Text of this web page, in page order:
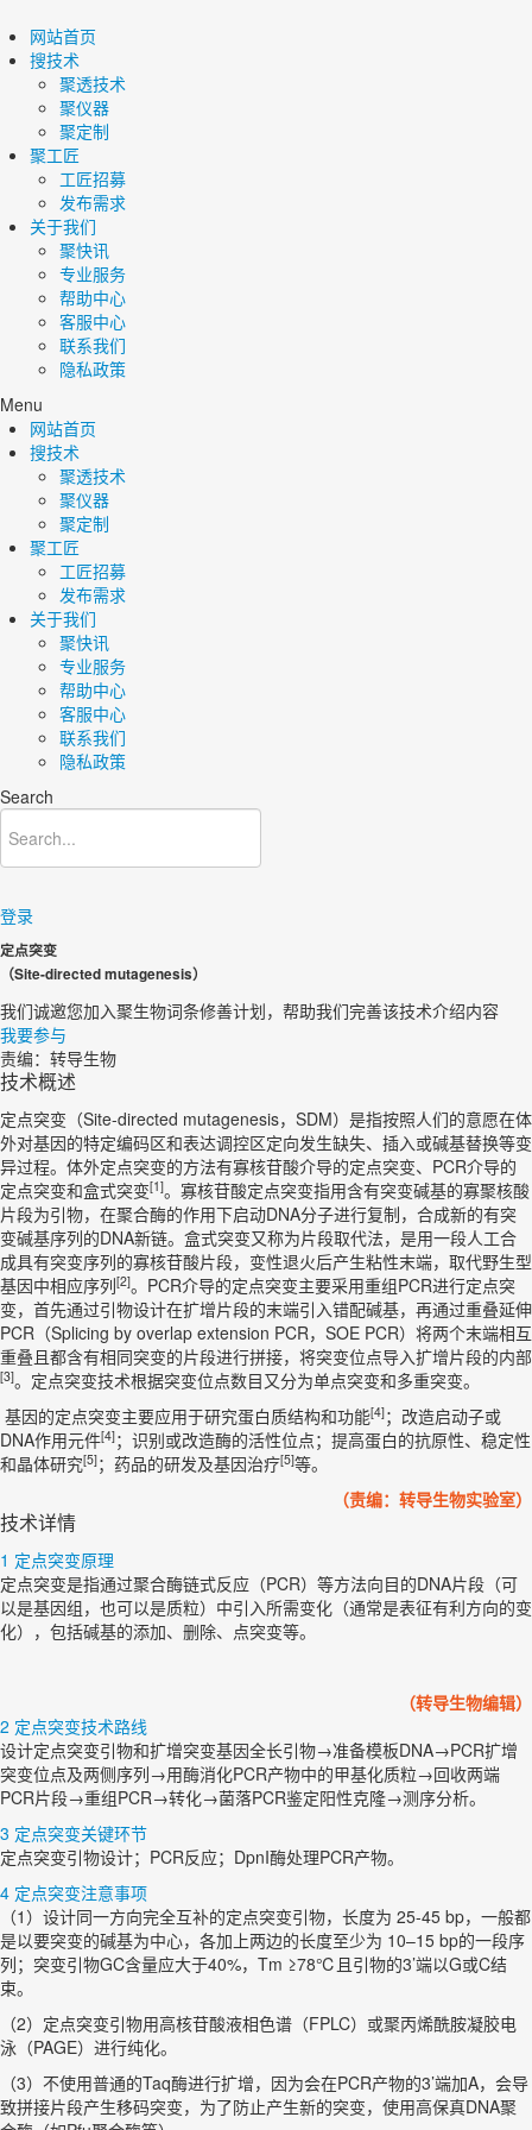
网站首页
搜技术
聚透技术
聚仪器
聚定制
聚工匠
工匠招募
发布需求
关于我们
聚快讯
专业服务
帮助中心
客服中心
联系我们
隐私政策
Menu
网站首页
搜技术
聚透技术
聚仪器
聚定制
聚工匠
工匠招募
发布需求
关于我们
聚快讯
专业服务
帮助中心
客服中心
联系我们
隐私政策
Search
登录
定点突变
（Site-directed mutagenesis）
我们诚邀您加入聚生物词条修善计划，帮助我们完善该技术介绍内容​
我要参与
责编：转导生物
技术概述
定点突变（Site-directed mutagenesis，SDM）是指按照人们的意愿在体
外对基因的特定编码区和表达调控区定向发生缺失、插入或碱基替换等变
异过程。体外定点突变的方法有寡核苷酸介导的定点突变、PCR介导的
定点突变和盒式突变[1]。寡核苷酸定点突变指用含有突变碱基的寡聚核酸
片段为引物，在聚合酶的作用下启动DNA分子进行复制，合成新的有突
变碱基序列的DNA新链。盒式突变又称为片段取代法，是用一段人工合
成具有突变序列的寡核苷酸片段，变性退火后产生粘性末端，取代野生型
基因中相应序列[2]。PCR介导的定点突变主要采用重组PCR进行定点突
变，首先通过引物设计在扩增片段的末端引入错配碱基，再通过重叠延伸
PCR（Splicing by overlap extension PCR，SOE PCR）将两个末端相互
重叠且都含有相同突变的片段进行拼接，将突变位点导入扩增片段的内部
[3]。定点突变技术根据突变位点数目又分为单点突变和多重突变。
基因的定点突变主要应用于研究蛋白质结构和功能[4]；改造启动子或
DNA作用元件[4]；识别或改造酶的活性位点；提高蛋白的抗原性、稳定性
和晶体研究[5]；药品的研发及基因治疗[5]等。
（责编：转导生物实验室）
技术详情
1 定点突变原理
定点突变是指通过聚合酶链式反应（PCR）等方法向目的DNA片段（可
以是基因组，也可以是质粒）中引入所需变化（通常是表征有利方向的变
化），包括碱基的添加、删除、点突变等。
（转导生物编辑）
2 定点突变技术路线
设计定点突变引物和扩增突变基因全长引物→准备模板DNA→PCR扩增
突变位点及两侧序列→用酶消化PCR产物中的甲基化质粒→回收两端
PCR片段→重组PCR→转化→菌落PCR鉴定阳性克隆→测序分析。
3 定点突变关键环节
定点突变引物设计；PCR反应；DpnI酶处理PCR产物。
4 定点突变注意事项
（1）设计同一方向完全互补的定点突变引物，长度为 25-45 bp，一般都
是以要突变的碱基为中心，各加上两边的长度至少为 10–15 bp的一段序
列；突变引物GC含量应大于40%，Tm ≥78℃且引物的3’端以G或C结
束。
（2）定点突变引物用高核苷酸液相色谱（FPLC）或聚丙烯酰胺凝胶电
泳（PAGE）进行纯化。
（3）不使用普通的Taq酶进行扩增，因为会在PCR产物的3’端加A，会导
致拼接片段产生移码突变，为了防止产生新的突变，使用高保真DNA聚